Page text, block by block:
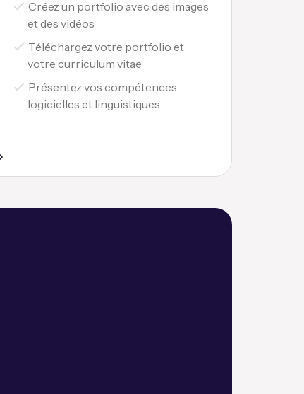
Créez un portfolio avec des images
et des vidéos
Téléchargez votre portfolio et
votre curriculum vitae
Présentez vos compétences
logicielles et linguistiques.